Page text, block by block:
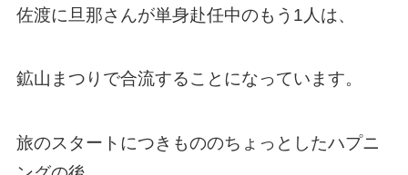
佐渡に旦那さんが単身赴任中のもう1人は、
鉱山まつりで合流することになっています。
旅のスタートにつきもののちょっとしたハプニ